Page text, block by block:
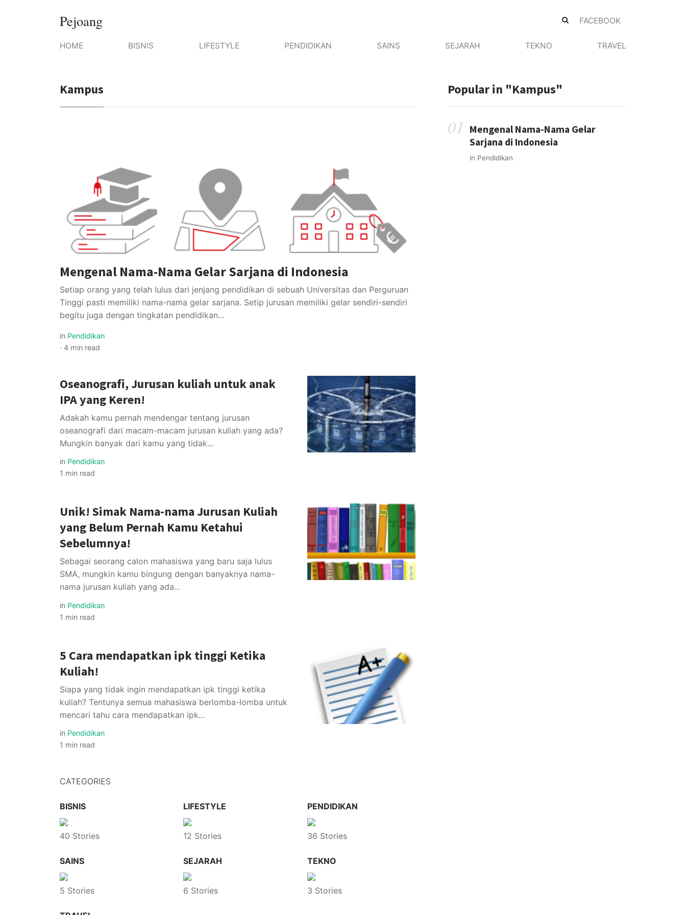
Pejoang FACEBOOK
HOME BISNIS LIFESTYLE PENDIDIKAN SAINS SEJARAH TEKNO TRAVEL
Kampus
Mengenal Nama-Nama Gelar Sarjana di Indonesia
Setiap orang yang telah lulus dari jenjang pendidikan di sebuah Universitas dan Perguruan
Tinggi pasti memiliki nama-nama gelar sarjana. Setip jurusan memiliki gelar sendiri-sendiri
begitu juga dengan tingkatan pendidikan...
in Pendidikan
· 4 min read
Oseanografi, Jurusan kuliah untuk anak
IPA yang Keren!
Adakah kamu pernah mendengar tentang jurusan
oseanografi dari macam-macam jurusan kuliah yang ada?
Mungkin banyak dari kamu yang tidak...
in Pendidikan
1 min read
Unik! Simak Nama-nama Jurusan Kuliah
yang Belum Pernah Kamu Ketahui
Sebelumnya!
Sebagai seorang calon mahasiswa yang baru saja lulus
SMA, mungkin kamu bingung dengan banyaknya nama-
nama jurusan kuliah yang ada...
in Pendidikan
1 min read
5 Cara mendapatkan ipk tinggi Ketika
Kuliah!
Siapa yang tidak ingin mendapatkan ipk tinggi ketika
kuliah? Tentunya semua mahasiswa berlomba-lomba untuk
mencari tahu cara mendapatkan ipk...
in Pendidikan
1 min read
CATEGORIES
BISNIS
40 Stories
LIFESTYLE
12 Stories
PENDIDIKAN
36 Stories
SAINS
5 Stories
SEJARAH
6 Stories
TEKNO
3 Stories
Popular in "kampus"
Mengenal Nama-Nama Gelar
Sarjana di Indonesia
in Pendidikan